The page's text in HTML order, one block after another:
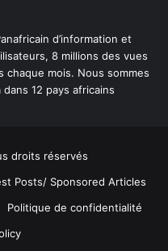
d’information et
8 millions des vues
mois. Nous sommes
12 pays africains
droits réservés
Posts/ Sponsored Articles
Politique de confidentialité